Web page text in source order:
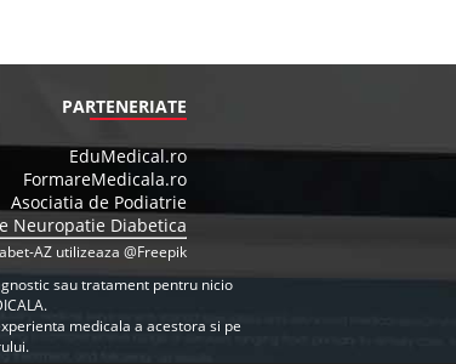
PARTENERIATE
EduMedical.ro
FormareMedicala.ro
Asociatia de Podiatrie
Neuropatie Diabetica
AZ utilizeaza @Freepik
sau tratament pentru nicio
medicala a acestora si pe